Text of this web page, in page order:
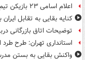
اعلام اسامی ۲۳ بازیکن تیم جوانان برای انتخابی جام ملت‌ها
کنایه بقایی به تقابل
توضیحات اتاق بازرگانی
استانداری تهران: طرح
واکنش بقایی به بستن